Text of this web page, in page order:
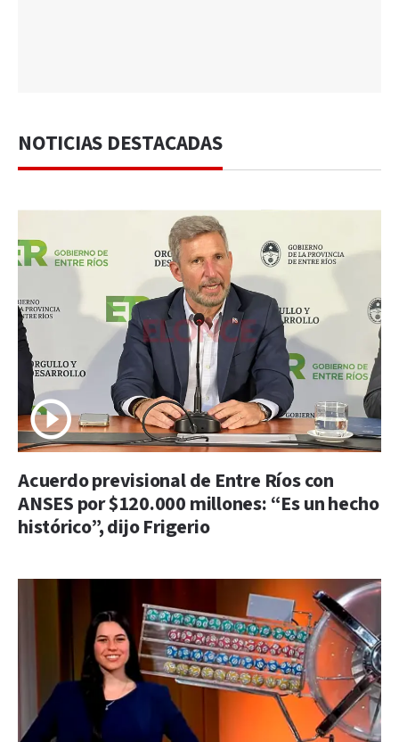
NOTICIAS DESTACADAS
Acuerdo previsional de Entre Ríos con
ANSES por $120.000 millones: “Es un hecho
histórico”, dijo Frigerio